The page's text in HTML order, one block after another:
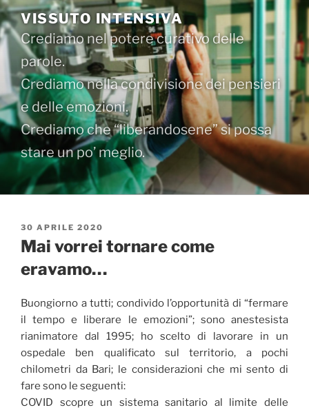
Salta
al
contenuto
VISSUTO INTENSIVA
Crediamo nel potere curativo delle
parole.
Crediamo nella condivisione dei pensieri
e delle emozioni.
Crediamo che “liberandosene” si possa
stare un po’ meglio.
PUBBLICATO
IL
30 APRILE 2020
Mai vorrei tornare come
eravamo…
Buongiorno a tutti; condivido l’opportunità di “fermare
il tempo e liberare le emozioni”; sono anestesista
rianimatore dal 1995; ho scelto di lavorare in un
ospedale ben qualificato sul territorio, a pochi
chilometri da Bari; le considerazioni che mi sento di
fare sono le seguenti:
COVID scopre un sistema sanitario al limite delle